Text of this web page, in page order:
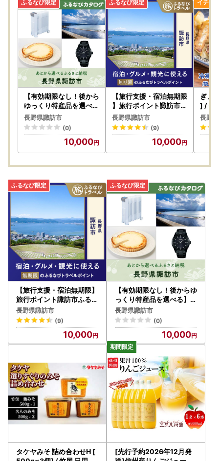
【有効期限なし！後から
ゆっくり特産品を選べる
】長野県諏訪市カタログ
ポイント
長野県諏訪市
(0)
10,000
【旅行支援・宿泊無期限
】旅行ポイント諏訪市ふ
るなびトラベルポイント
長野県諏訪市
(9)
10,000
ぎょ
] / テ
容量
諏訪
長野
【旅行支援・宿泊無期限】
旅行ポイント諏訪市ふるな
びトラベルポイント
長野県諏訪市
(9)
10,000
【有効期限なし！後からゆ
っくり特産品を選べる】長
野県諏訪市カタログポイン
ト
長野県諏訪市
(0)
10,000
タケヤみそ 詰め合わせH [
[先行予約2026年12月発